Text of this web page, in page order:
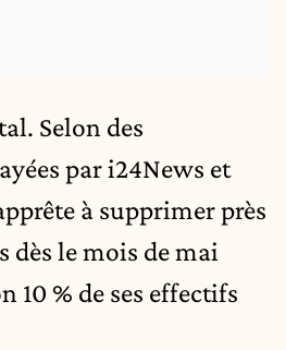
Selon des
par i24News et
à supprimer près
dès le mois de mai
10 % de ses effectifs